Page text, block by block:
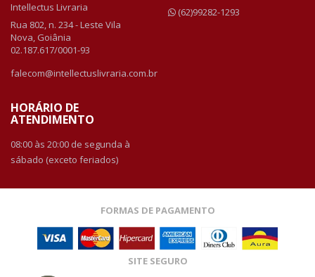
Intellectus Livraria
Rua 802, n. 234 - Leste Vila
Nova, Goiânia
02.187.617/0001-93
falecom@intellectuslivraria.com.br
HORÁRIO DE
ATENDIMENTO
08:00 às 20:00 de segunda à
sábado (exceto feriados)
(62)99282-1293
FORMAS DE PAGAMENTO
SITE SEGURO